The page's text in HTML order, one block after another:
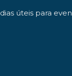
úteis para